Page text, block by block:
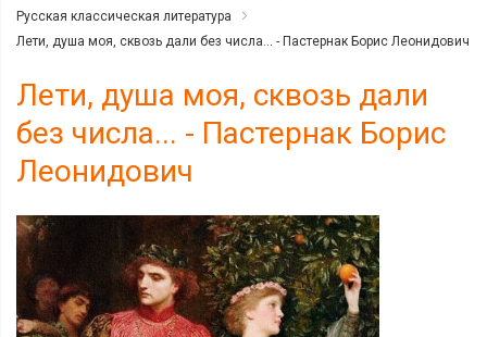
Русская классическая литература
Лети, душа моя, сквозь дали без числа... - Пастернак Борис Леонидович
Лети, душа моя, сквозь дали
без числа... - Пастернак Борис
Леонидович